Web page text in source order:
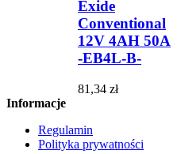
Exide
Conventional
12V 4AH 50A
-EB4L-B-
81,34 zł
Informacje
Regulamin
Polityka prywatności